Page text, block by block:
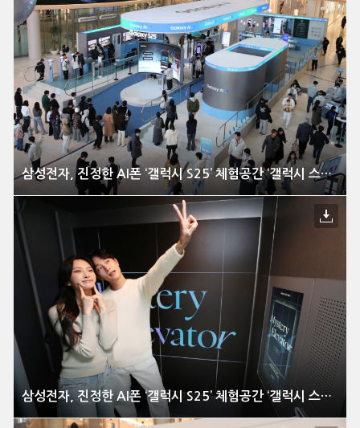
삼성전자, 진정한 AI폰 ‘갤럭시 S25’ 체험공간 ‘갤럭시 스튜디오’ 국내 오픈
삼성전자, 진정한 AI폰 ‘갤럭시 S25’ 체험공간 ‘갤럭시 스튜디오’ 국내 오픈